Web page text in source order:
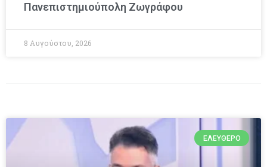
Πανεπιστημιούπολη Ζωγράφου
8 Αυγούστου, 2026
ΕΛΕΎΘΕΡΟ